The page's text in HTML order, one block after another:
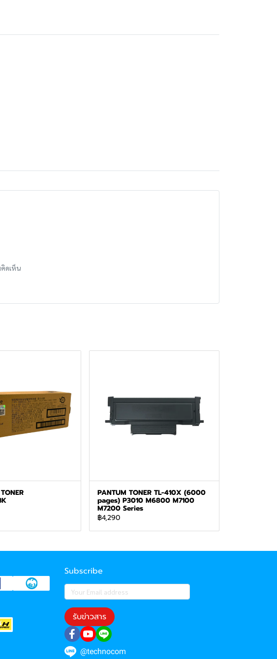
ดเห็น
PANTUM TONER TL-410X (6000
pages) P3010 M6800 M7100
M7200 Series
฿4,290
Subscribe
รับข่าวสาร
@technocom